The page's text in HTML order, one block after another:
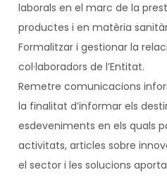
laborals en el marc de la
productes i en matèria
Formalitzar i gestionar la
col·laboradors de l’Entitat.
Remetre comunicacions
la finalitat d’informar els
esdeveniments en els quals
activitats, articles sobre
el sector i les solucions